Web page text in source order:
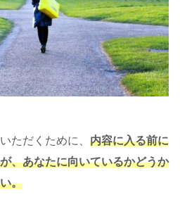
ただくために、 内容に入る前に
、あなたに向いているかどうか
。